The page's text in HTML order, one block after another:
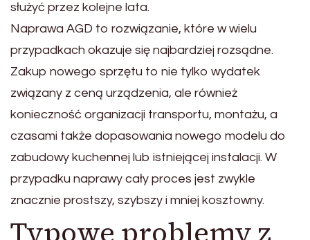
służyć przez kolejne lata.
Naprawa AGD to rozwiązanie, które w wielu
przypadkach okazuje się najbardziej rozsądne.
Zakup nowego sprzętu to nie tylko wydatek
związany z ceną urządzenia, ale również
konieczność organizacji transportu, montażu, a
czasami także dopasowania nowego modelu do
zabudowy kuchennej lub istniejącej instalacji. W
przypadku naprawy cały proces jest zwykle
znacznie prostszy, szybszy i mniej kosztowny.